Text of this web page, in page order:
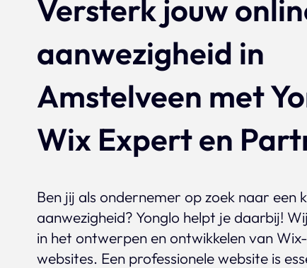
Versterk jouw
aanwezigheid in
Amstelveen met
Wix Expert en
Ben jij als ondernemer op zoek naar een
aanwezigheid? Yonglo helpt je daarbij!
in het ontwerpen en ontwikkelen van
websites. Een professionele website is